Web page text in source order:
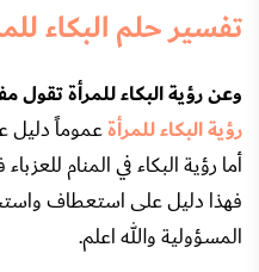
تفسير حلم البكاء
وعن رؤية البكاء للمرأة تقول
رؤية البكاء للمرأةعموماً دليل
أما رؤية البكاء في المنام
فهذا دليل على استعطاف
المسؤولية والله اعلم.